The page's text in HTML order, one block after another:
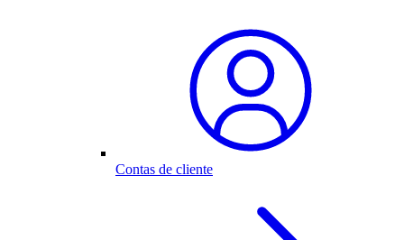
Contas de cliente